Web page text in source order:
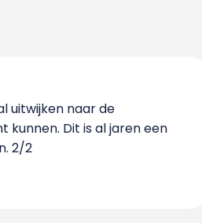
uitwijken naar de
Dit is al jaren een
2/2